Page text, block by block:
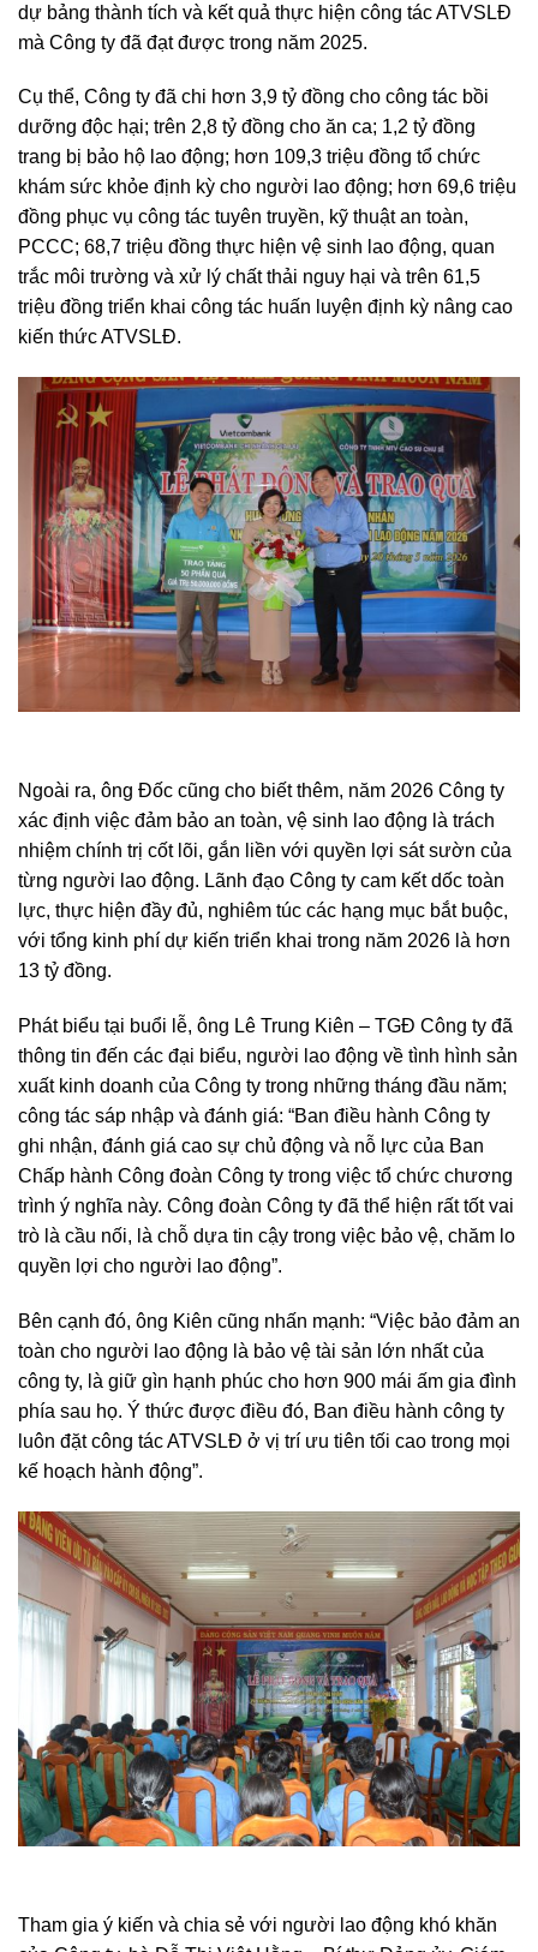
dự bảng thành tích và kết quả thực hiện công tác ATVSLĐ
mà Công ty đã đạt được trong năm 2025.
Cụ thể, Công ty đã chi hơn 3,9 tỷ đồng cho công tác bồi
dưỡng độc hại; trên 2,8 tỷ đồng cho ăn ca; 1,2 tỷ đồng
trang bị bảo hộ lao động; hơn 109,3 triệu đồng tổ chức
khám sức khỏe định kỳ cho người lao động; hơn 69,6 triệu
đồng phục vụ công tác tuyên truyền, kỹ thuật an toàn,
PCCC; 68,7 triệu đồng thực hiện vệ sinh lao động, quan
trắc môi trường và xử lý chất thải nguy hại và trên 61,5
triệu đồng triển khai công tác huấn luyện định kỳ nâng cao
kiến thức ATVSLĐ.
Ngoài ra, ông Đốc cũng cho biết thêm, năm 2026 Công ty
xác định việc đảm bảo an toàn, vệ sinh lao động là trách
nhiệm chính trị cốt lõi, gắn liền với quyền lợi sát sườn của
từng người lao động. Lãnh đạo Công ty cam kết dốc toàn
lực, thực hiện đầy đủ, nghiêm túc các hạng mục bắt buộc,
với tổng kinh phí dự kiến triển khai trong năm 2026 là hơn
13 tỷ đồng.
Phát biểu tại buổi lễ, ông Lê Trung Kiên – TGĐ Công ty đã
thông tin đến các đại biểu, người lao động về tình hình sản
xuất kinh doanh của Công ty trong những tháng đầu năm;
công tác sáp nhập và đánh giá: “Ban điều hành Công ty
ghi nhận, đánh giá cao sự chủ động và nỗ lực của Ban
Chấp hành Công đoàn Công ty trong việc tổ chức chương
trình ý nghĩa này. Công đoàn Công ty đã thể hiện rất tốt vai
trò là cầu nối, là chỗ dựa tin cậy trong việc bảo vệ, chăm lo
quyền lợi cho người lao động”.
Bên cạnh đó, ông Kiên cũng nhấn mạnh: “Việc bảo đảm an
toàn cho người lao động là bảo vệ tài sản lớn nhất của
công ty, là giữ gìn hạnh phúc cho hơn 900 mái ấm gia đình
phía sau họ. Ý thức được điều đó, Ban điều hành công ty
luôn đặt công tác ATVSLĐ ở vị trí ưu tiên tối cao trong mọi
kế hoạch hành động”.
Tham gia ý kiến và chia sẻ với người lao động khó khăn